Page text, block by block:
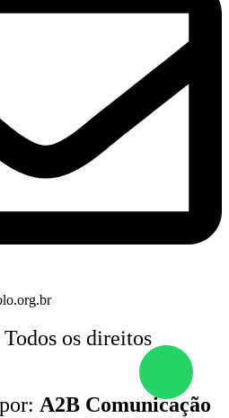
os direitos
A2B Comunicação